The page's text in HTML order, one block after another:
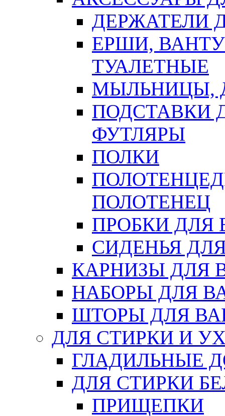
ДЕРЖАТЕЛИ
ЕРШИ,
ТУАЛЕТНЫЕ
МЫЛЬНИЦЫ,
ПОДСТАВКИ
ФУТЛЯРЫ
ПОЛКИ
ПОЛОТЕНЕЦ
ПРОБКИ ДЛЯ
СИДЕНЬЯ
КАРНИЗЫ ДЛЯ
НАБОРЫ ДЛЯ
ШТОРЫ ДЛЯ
ДЛЯ СТИРКИ И
ГЛАДИЛЬНЫЕ
ДЛЯ СТИРКИ
ПРИЩЕПКИ